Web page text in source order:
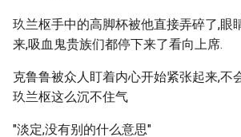
玖兰枢手中的高脚杯被他直接弄碎了,眼
来,吸血鬼贵族们都停下来了看向上席.
克鲁鲁被众人盯着内心开始紧张起来,不
玖兰枢这么沉不住气
"淡定,没有别的什么意思"